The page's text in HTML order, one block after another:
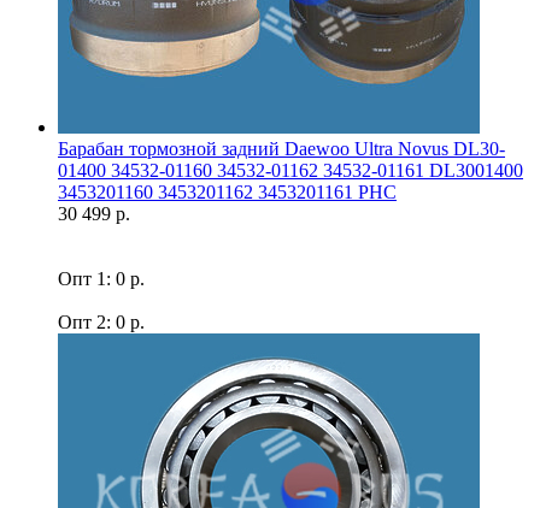
Барабан тормозной задний Daewoo Ultra Novus DL30-
01400 34532-01160 34532-01162 34532-01161 DL3001400
3453201160 3453201162 3453201161 PHC
30 499 р.
Опт 1: 0 р.
Опт 2: 0 р.